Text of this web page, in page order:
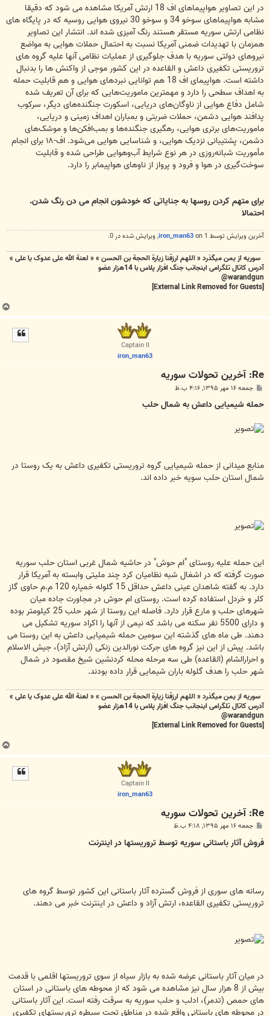
در این تصاویر هواپیماهای اف 18 ارتش آمریکا مشاهده می شود که دقیقا
مشابه هواپیماهای سوخو 34 و سوخو 30 نیروی هوایی روسیه که در پایگاه های
نظامی ارتش سوریه مستقر هستند رنگ آمیزی شده اند. انتشار این تصاویر
همزمان با تهدیدات ضمنی آمریکا نسبت به احتمال حملات هوایی به مواضع
نیروهای دولتی سوریه با هدف جلوگیری از عملیات نظامی آنها علیه گروه های
تروریستی تکفیری داعش و القاعده در این کشور موجی از واکنش ها را بدنبال
داشته است. هواپیمای اف 18 هم توانایی نبردهای هوایی و هم قابلیت حمله
به اهداف سطحی را دارد و مهمترین ماموریت‌هایی که برای آن تعریف شده
شامل دفاع هوایی از ناوگان‌های دریایی، اسکورت جنگنده‌های دیگر، سرکوب
پدافند هوایی دشمن، حملات ضربتی و بمباران اهداف زمینی و دریایی،
ماموریت‌های برتری هوایی، رهگیری جنگنده‌ها و بمب‌افکن‌ها و موشک‌های
دشمن، پشتیبانی نزدیک هوایی، و شناسایی هوایی می‌شود. اف-۱۸ برای انجام
مأموریت شبانه‌روزی در هر نوع شرایط آب‌وهوایی طراحی شده و قابلیت
سوخت‌گیری در هوا و فرود و پرواز از ناوهای هواپیمابر را دارد.
برای متهم کردن روسها به جنایاتی که خودشون انجام می دن رنگ شدن.
احتمالا
آخرین ويرايش توسط 1 on iron_man63, ويرايش شده در 0.
سوریه از یمن میگذرد « اللهم ارزقنا زيارة الحجة بن الحسن » « لعنة الله علی عدوک یا علی »
آدرس کاتال تلگرامی اینجانب جنگ افزار پلاس با 14هزار عضو
warandgun@
ب
ا
Captain II
iron_man63
Re: آخرين تحولات سوريه
پ
ت
جمعه ۱۶ مهر ۱۳۹۵, ۴:۱۶ ب.ظ
حمله شیمیایی داعش به شمال حلب
منابع میدانی از حمله شیمیایی گروه تروریستی تکفیری داعش به یک روستا در
شمال استان حلب سویه خبر داده اند.
این حمله علیه روستای "ام حوش" در حاشیه شمال غربی استان حلب سوریه
صورت گرفته که در اشغال شبه نظامیان کرد چند ملیتی وابسته به آمریکا قرار
دارد. به گفته شاهدان عینی داعش حداقل 15 گلوله خمپاره 120 م.م حاوی گاز
کلر و خردل استفاده کرده است. روستای ام حوش در مجاورت جاده میان
شهرهای حلب و مارع قرار دارد. فاصله این روستا از شهر حلب 25 کیلومتر بوده
و دارای 5500 نفر سکنه می باشد که نیمی از آنها را اکراد سوریه تشکیل می
دهند. طی ماه های گذشته این سومین حمله شیمیایی داعش به این روستا می
باشد. پیش از این نیز گروه های جرکت نورالدین زنکی (ارتش آزاد)، جیش الاسلام
و احرارالشام (القاعده) طی سه مرحله محله کردنشین شیخ مقصود در شمال
شهر حلب را هدف گلوله باران شیمایی قرار داده بودند.
سوریه از یمن میگذرد « اللهم ارزقنا زيارة الحجة بن الحسن » « لعنة الله علی عدوک یا علی »
آدرس کاتال تلگرامی اینجانب جنگ افزار پلاس با 14هزار عضو
warandgun@
ب
ا
Captain II
iron_man63
Re: آخرين تحولات سوريه
پ
ت
جمعه ۱۶ مهر ۱۳۹۵, ۴:۱۸ ب.ظ
فروش آثار باستانی سوریه توسط تروریستها در اینترنت
رسانه های سوری از فروش گسترده آثار باستانی این کشور توسط گروه های
تروریستی تکفیری القاعده، ارتش آزاد و داعش در اینترنت خبر می دهند.
در میان آثار باستانی عرضه شده به بازار سیاه از سوی تروریستها اقلمی با قدمت
بیش از 8 هزار سال نیز مشاهده می شود که از محوطه های باستانی در استان
های حمص (تدمر)، ادلب و حلب سوریه به سرقت رفته است. این آثار باستانی
در محوطه های باستانی واقع شده در مناطق تحت سیطره تروریستهای تکفیری